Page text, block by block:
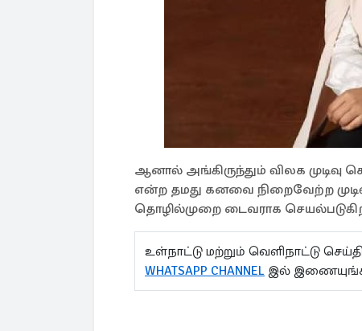
ஆனால் அங்கிருந்தும் விலக
என்ற தமது கனவை நிறைவேற்ற
தொழில்முறை டைவராக
உள்நாட்டு மற்றும் வெளிநாட்டு
WHATSAPP CHANNEL இல்